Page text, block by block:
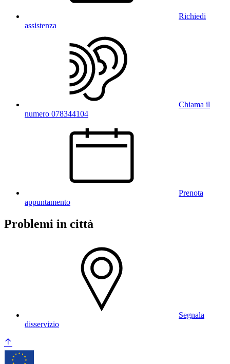
Richiedi
assistenza
Chiama il
numero 078344104
Prenota
appuntamento
Problemi in città
Segnala
disservizio